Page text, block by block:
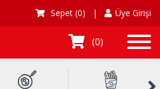
Sepet (0) | Üye Girişi
0